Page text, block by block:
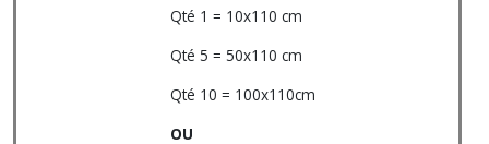
Qté 1 = 10x110 cm
Qté 5 = 50x110 cm
Qté 10 = 100x110cm
OU